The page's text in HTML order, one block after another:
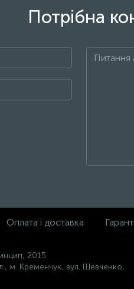
Потрібна
Оплата і доставка
2015
м. Кременчук, вул. Шевченко,